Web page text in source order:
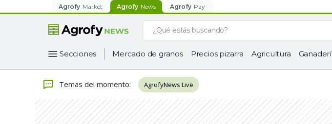
Agrofy Market Agrofy News Agrofy Pay
Secciones Mercado de granos Precios pizarra Agricultura
Temas del momento: AgrofyNews Live